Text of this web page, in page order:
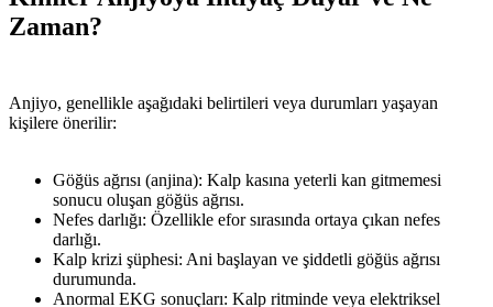
Zaman?
Anjiyo, genellikle aşağıdaki belirtileri veya durumları yaşayan
kişilere önerilir:
Göğüs ağrısı (anjina): Kalp kasına yeterli kan gitmemesi
sonucu oluşan göğüs ağrısı.
Nefes darlığı: Özellikle efor sırasında ortaya çıkan nefes
darlığı.
Kalp krizi şüphesi: Ani başlayan ve şiddetli göğüs ağrısı
durumunda.
Anormal EKG sonuçları: Kalp ritminde veya elektriksel